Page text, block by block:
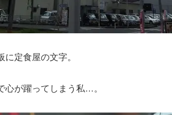
に定食屋の文字。
心が躍ってしまう私…。